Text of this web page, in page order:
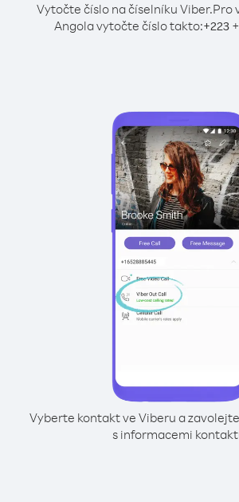
Vytočte číslo na číselníku Viber.Pro
Angola vytočte číslo takto:+223+
Vyberte kontakt ve Viberu a
s informacemi